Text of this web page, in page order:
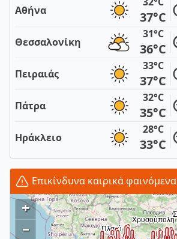
Αθήνα 37°C
Θεσσαλονίκη
31°C
36°C
Πειραιάς
33°C
37°C
Πάτρα
32°C
35°C
Ηράκλειο
28°C
33°C
Επικίνδυνα καιρικά φαινόμενα
+
–